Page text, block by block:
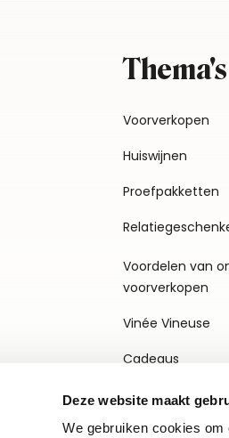
Deze website maakt
We gebruiken cookies
Thema's
Voorverkopen
Huiswijnen
Proefpakketten
Voordelen van
voorverkopen
Vinée Vineuse
Cadeaus